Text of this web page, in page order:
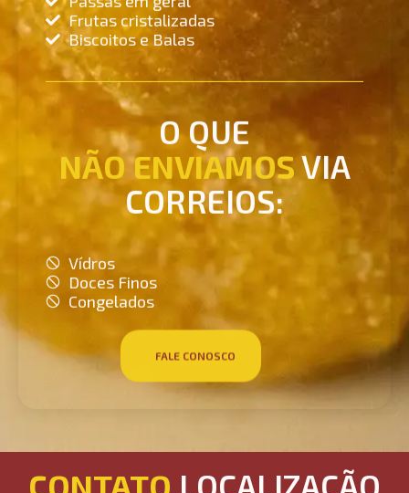
Frutas cristalizadas
Biscoitos e Balas
O QUE
NÃO ENVIAMOSVIA
CORREIOS:
Vídros
Doces Finos
Congelados
FALE CONOSCO